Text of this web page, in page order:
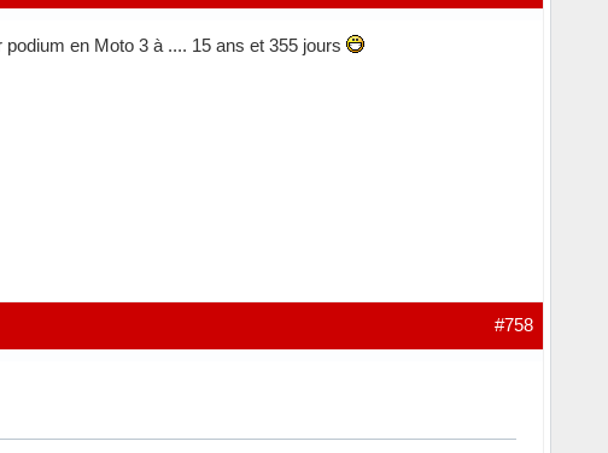
en Moto 3 à .... 15 ans et 355 jours
#758